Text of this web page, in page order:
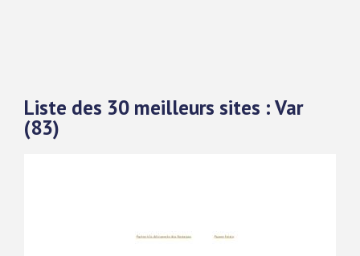
Liste des 30 meilleurs sites : Var
(83)